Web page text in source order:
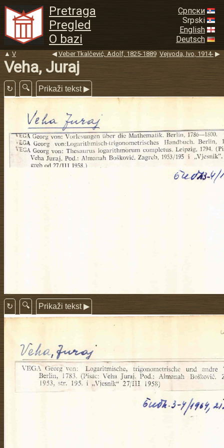
Pretraga
Pregled
O bazi
Српски
Srpski
English
Deutsch
▲ V ◀ Veber Tkalčević, Adolf, 1825-1889 Vejvoda, Ivo, 1914- ▶
Veha, Juraj